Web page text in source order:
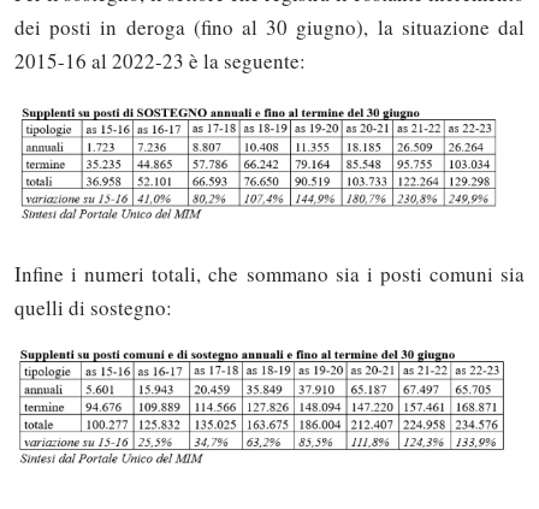
dei posti in deroga (fino al 30 giugno), la situazione dal
2015-16 al 2022-23 è la seguente:
Infine i numeri totali, che sommano sia i posti comuni sia
quelli di sostegno: